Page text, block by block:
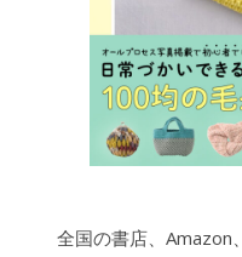
全国の書店、Amazon